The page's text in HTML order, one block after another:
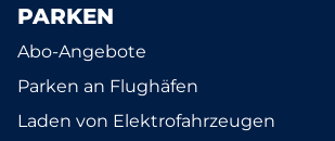
PARKEN
Abo-Angebote
Parken an Flughäfen
Laden von Elektrofahrzeugen